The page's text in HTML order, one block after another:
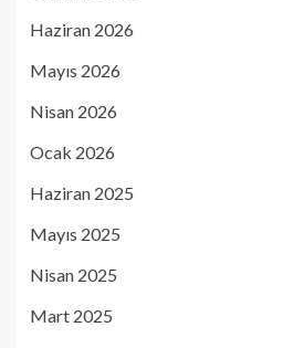
Haziran 2026
Mayıs 2026
Nisan 2026
Ocak 2026
Haziran 2025
Mayıs 2025
Nisan 2025
Mart 2025